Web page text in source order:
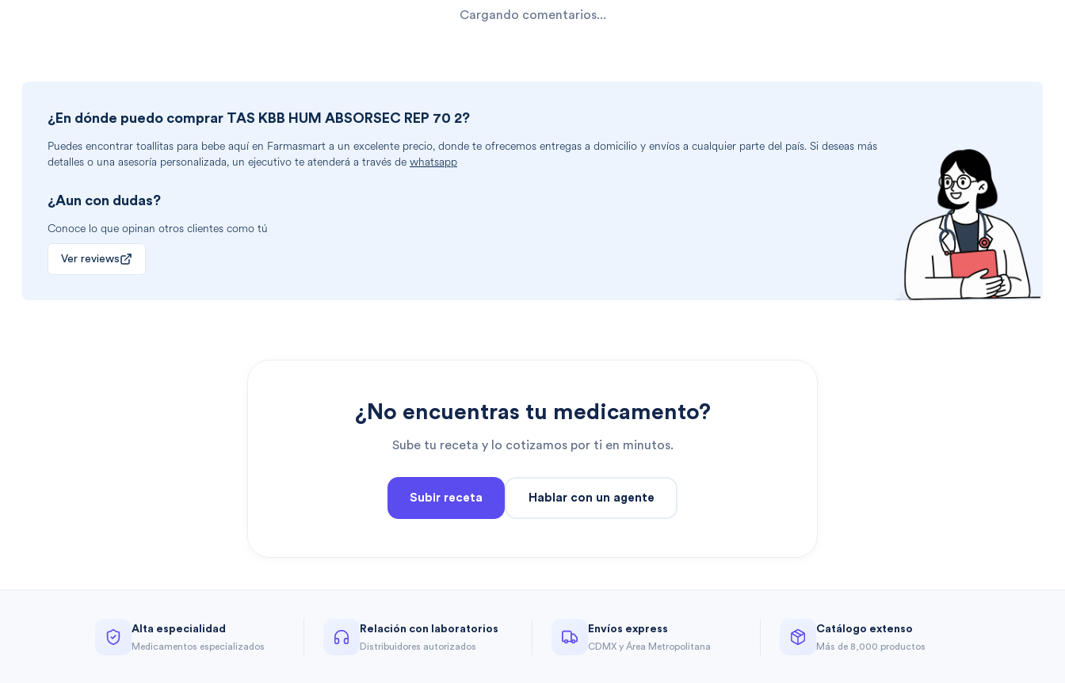
Cargando comentarios...
¿En dónde puedo comprar TAS KBB HUM ABSORSEC REP 70 2?
Puedes encontrar toallitas para bebe aquí en Farmasmart a un excelente precio, donde te ofrecemos entregas a domicilio y envíos a cualquier parte del país. Si deseas más
detalles o una asesoría personalizada, un ejecutivo te atenderá a través de whatsapp
¿Aun con dudas?
Conoce lo que opinan otros clientes como tú
Ver reviews
¿No encuentras tu medicamento?
Sube tu receta y lo cotizamos por ti en minutos.
Subir receta Hablar con un agente
Alta especialidad
Medicamentos especializados
Relación con laboratorios
Distribuidores autorizados
Envíos express
CDMX y Área Metropolitana
Catálogo extenso
Más de 8,000 productos